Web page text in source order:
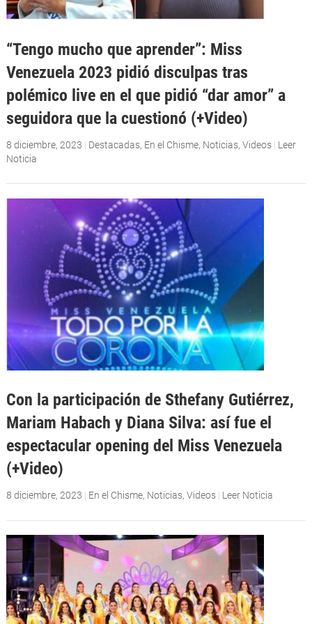
“Tengo mucho que aprender”: Miss
Venezuela 2023 pidió disculpas tras
polémico live en el que pidió “dar amor” a
seguidora que la cuestionó (+Video)
8 diciembre, 2023 | Destacadas, En el Chisme, Noticias, Videos | Leer
Noticia
Con la participación de Sthefany Gutiérrez,
Mariam Habach y Diana Silva: así fue el
espectacular opening del Miss Venezuela
(+Video)
8 diciembre, 2023 | En el Chisme, Noticias, Videos | Leer Noticia